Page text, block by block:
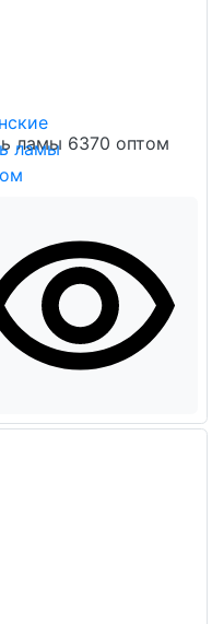
ламы 6370 оптом